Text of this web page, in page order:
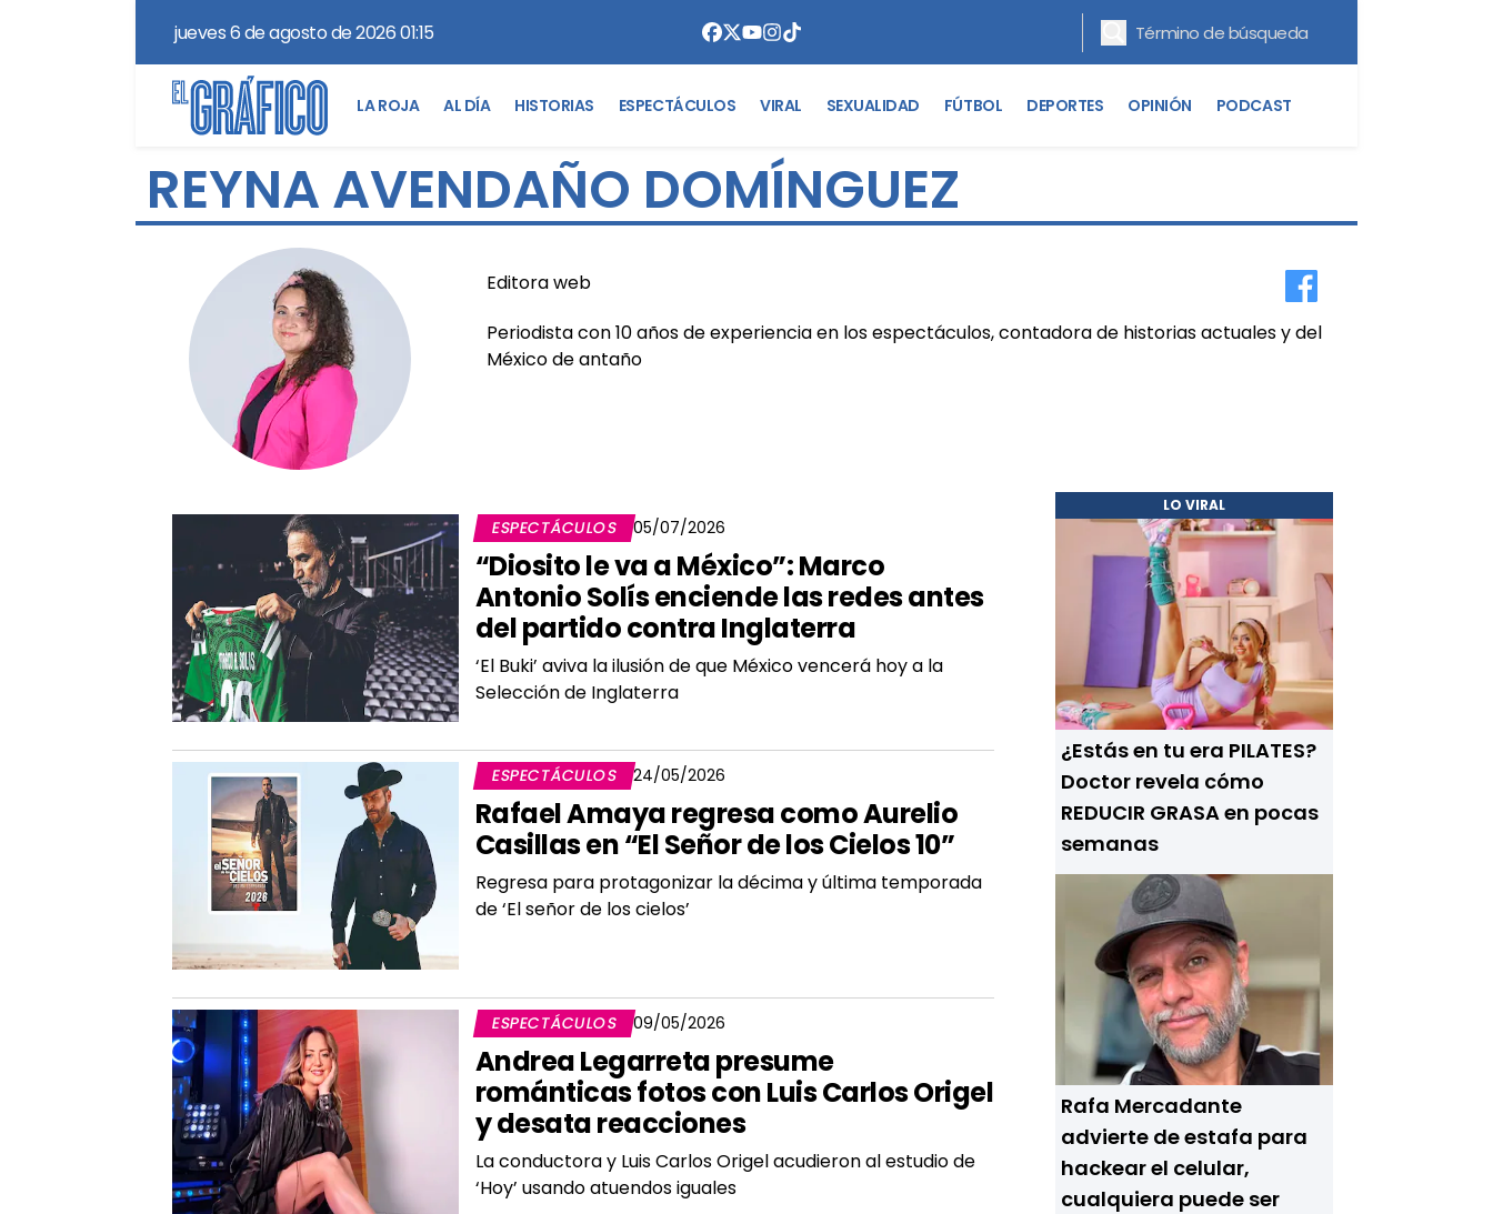
jueves 6 de agosto de 2026 01:15
LA ROJA AL DÍA HISTORIAS ESPECTÁCULOS VIRAL SEXUALIDAD FÚTBOL DEPORTES OPINIÓN PODCAST
REYNA AVENDAÑO DOMÍNGUEZ
Editora web
Periodista con 10 años de experiencia en los espectáculos, contadora de historias actuales y del
México de antaño
ESPECTÁCULOS 05/07/2026
“Diosito le va a México”: Marco
Antonio Solís enciende las redes antes
del partido contra Inglaterra
‘El Buki’ aviva la ilusión de que México vencerá hoy a la
Selección de Inglaterra
ESPECTÁCULOS 24/05/2026
Rafael Amaya regresa como Aurelio
Casillas en “El Señor de los Cielos 10”
Regresa para protagonizar la décima y última temporada
de ‘El señor de los cielos’
ESPECTÁCULOS 09/05/2026
Andrea Legarreta presume
románticas fotos con Luis Carlos Origel
y desata reacciones
La conductora y Luis Carlos Origel acudieron al estudio de
‘Hoy’ usando atuendos iguales
LO VIRAL
¿Estás en tu era PILATES?
Doctor revela cómo
REDUCIR GRASA en pocas
semanas
Rafa Mercadante
advierte de estafa para
hackear el celular,
cualquiera puede ser